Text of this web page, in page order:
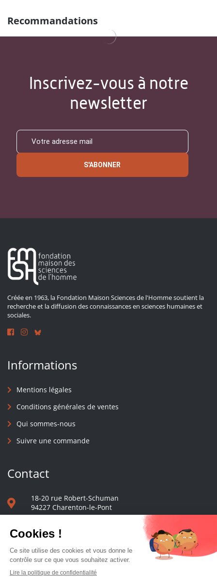
Recommandations
Inscrivez-vous à notre
newsletter
S'ABONNER
Créée en 1963, la Fondation Maison Sciences de l'Homme soutient la
recherche et la diffusion des connaissances en sciences humaines et
sociales.
Informations
Mentions légales
Conditions générales de ventes
Qui sommes-nous
Suivre une commande
Contact
18-20 rue Robert-Schuman
94227 Charenton-le-Pont